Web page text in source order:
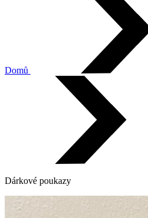
Domů
Dárkové poukazy